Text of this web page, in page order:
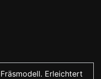
Erleichtert